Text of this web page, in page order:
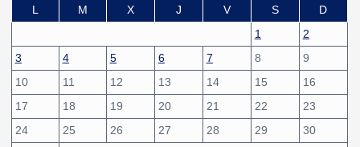
L
M X J V S
D
1
2
3
4 5 6 7 8
9
10
11 12 13 14 15
16
17
18 19 20 21 22
23
24
25 26 27 28 29
30